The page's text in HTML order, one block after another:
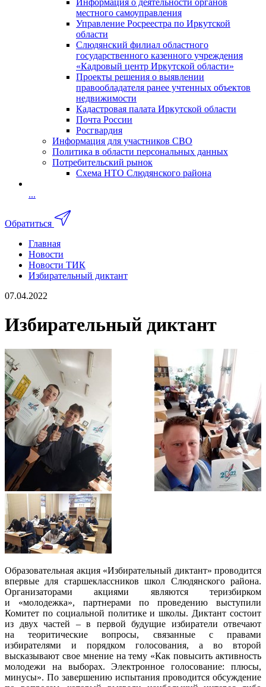
Информация о деятельности органов
местного самоуправления
Управление Росреестра по Иркутской
области
Слюдянский филиал областного
государственного казенного учреждения
«Кадровый центр Иркутской области»
Проекты решения о выявлении
правообладателя ранее учтенных объектов
недвижимости
Кадастровая палата Иркутской области
Почта России
Росгвардия
Информация для участников СВО
Политика в области персональных данных
Потребительский рынок
Схема НТО Слюдянского района
...
Обратиться
Главная
Новости
Новости ТИК
Избирательный диктант
07.04.2022
Избирательный диктант
Образовательная акция «Избирательный диктант» проводится
впервые для старшеклассников школ Слюдянского района.
Организаторами акциями являются теризбирком
и «молодежка», партнерами по проведению выступили
Комитет по социальной политике и школы. Диктант состоит
из двух частей – в первой будущие избиратели отвечают
на теоритические вопросы, связанные с правами
избирателями и порядком голосования, а во второй
высказывают свое мнение на тему «Как повысить активность
молодежи на выборах. Электронное голосование: плюсы,
минусы». По завершению испытания проводится обсуждение